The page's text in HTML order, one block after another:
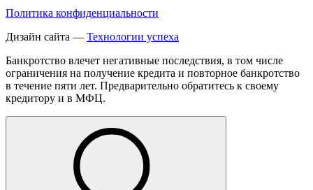
Политика конфиденциальности
Дизайн сайта — Технологии успеха
Банкротство влечет негативные последствия, в том числе
ограничения на получение кредита и повторное банкротство
в течение пяти лет. Предварительно обратитесь к своему
кредитору и в МФЦ.